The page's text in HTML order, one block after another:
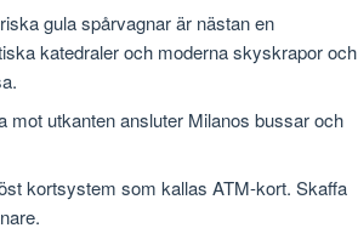
gula spårvagnar är nästan en
katedraler och moderna skyskrapor och
mot utkanten ansluter Milanos bussar och
kortsystem som kallas ATM-kort. Skaffa